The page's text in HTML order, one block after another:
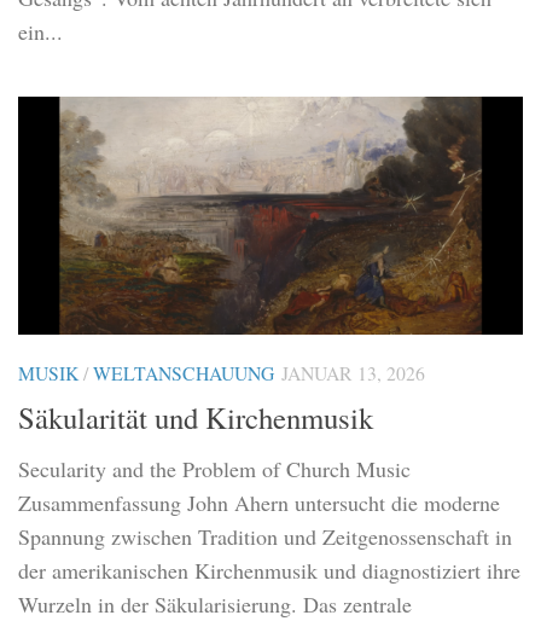
ein...
MUSIK/WELTANSCHAUUNG JANUAR 13, 2026
Säkularität und Kirchenmusik
Secularity and the Problem of Church Music
Zusammenfassung John Ahern untersucht die moderne
Spannung zwischen Tradition und Zeitgenossenschaft in
der amerikanischen Kirchenmusik und diagnostiziert ihre
Wurzeln in der Säkularisierung. Das zentrale